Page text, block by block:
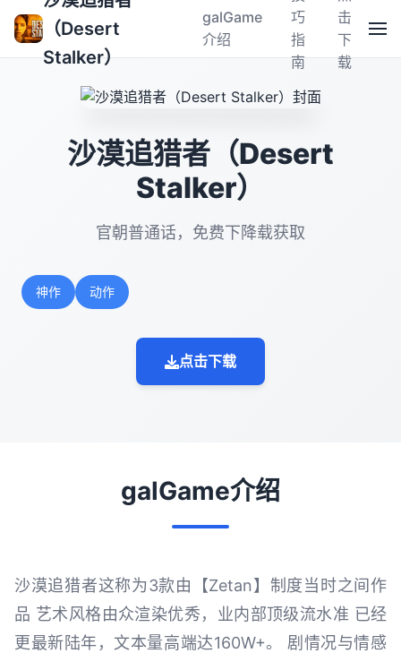
（Desert
Stalker）
galGame
介绍
巧
指
南
击
下
载
沙漠追猎者（Desert
Stalker）
官朝普通话，免费下降载获取
神作 动作
点击下载
galGame介绍
沙漠追猎者这称为3款由【Zetan】制度当时之间作
品 艺术风格由众渲染优秀，业内部顶级流水准 已经
更最新陆年，文本量高端达160W+。 剧情况与情感